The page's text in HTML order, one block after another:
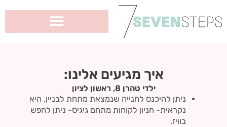
לתוכן
איך מגיעים אלינו:
ילדי טהרן 8, ראשון לציון
ניתן להיכנס לחנייה שנמצאת מתחת לבניין, היא
נקראית- חניון לקוחות מתחם גיגיס- ניתן לחפש
בוויז.